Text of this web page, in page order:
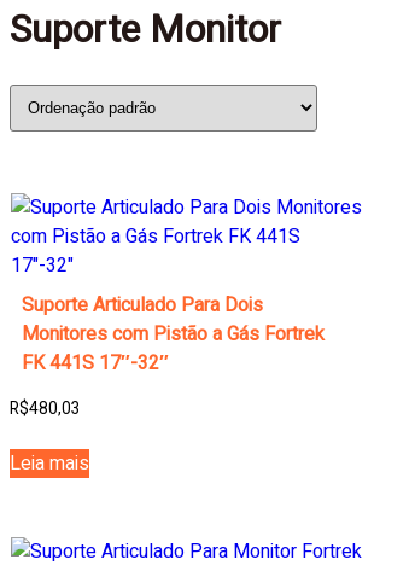
Suporte Monitor
Suporte Articulado Para Dois
Monitores com Pistão a Gás Fortrek
FK 441S 17″-32″
R$480,03
Leia mais